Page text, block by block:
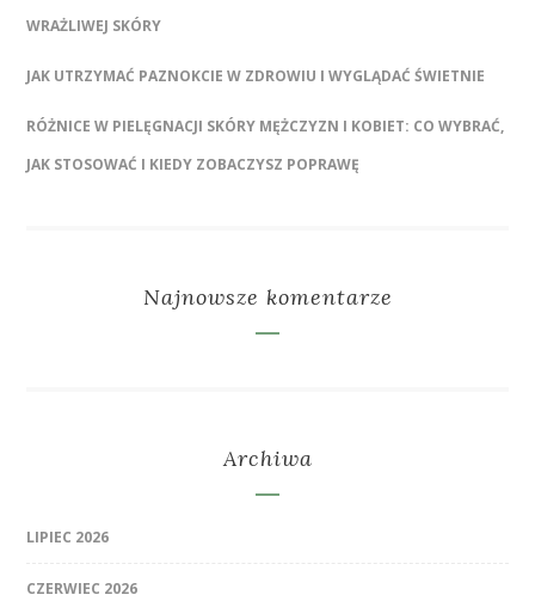
WRAŻLIWEJ SKÓRY
JAK UTRZYMAĆ PAZNOKCIE W ZDROWIU I WYGLĄDAĆ ŚWIETNIE
RÓŻNICE W PIELĘGNACJI SKÓRY MĘŻCZYZN I KOBIET: CO WYBRAĆ,
JAK STOSOWAĆ I KIEDY ZOBACZYSZ POPRAWĘ
Najnowsze komentarze
Archiwa
LIPIEC 2026
CZERWIEC 2026